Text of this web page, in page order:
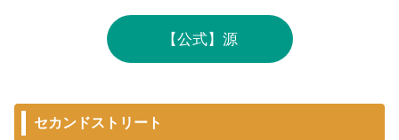
【公式】源
セカンドストリート